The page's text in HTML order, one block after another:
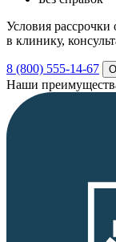
Условия
в клинику,
8 (800) 555-14-67
Наши